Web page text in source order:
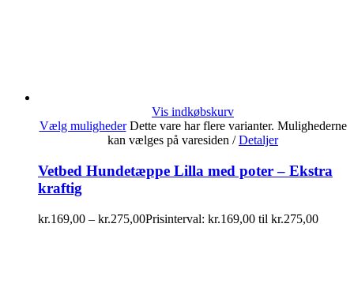
Vis indkøbskurv
Vælg muligheder Dette vare har flere varianter. Mulighederne
kan vælges på varesiden / Detaljer
Vetbed Hundetæppe Lilla med poter – Ekstra
kraftig
kr.169,00 – kr.275,00Prisinterval: kr.169,00 til kr.275,00